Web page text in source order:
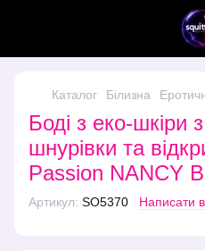
Каталог Білизна
Боді з еко-шкіри з
шнурівки та
Passion NANCY
Артикул: SO5370 Написати